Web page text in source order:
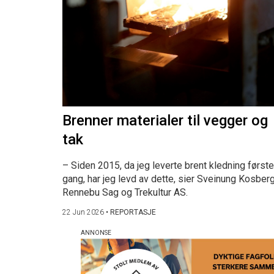
Brenner materialer til vegger og
tak
– Siden 2015, da jeg leverte brent kledning første
gang, har jeg levd av dette, sier Sveinung
Rennebu Sag og Trekultur AS.
22 Jun 2026 • REPORTASJE